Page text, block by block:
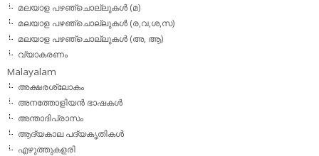
മലയാള പഴഞ്ചൊല്ലുകള്‍ (മ)
മലയാള പഴഞ്ചൊല്ലുകള്‍ (ര,വ,ശ,സ)
മലയാള പഴഞ്ചൊല്ലുകൾ (അ, ആ)
വ്യാകരണം
Malayalam
അക്ഷരശ്ലോകം
അനത്തോളിയന്‍ ഭാഷകള്‍
അന്താദിപ്രാസം
ആദ്യകാല പദ്യകൃതികള്‍
എഴുത്തുകളരി